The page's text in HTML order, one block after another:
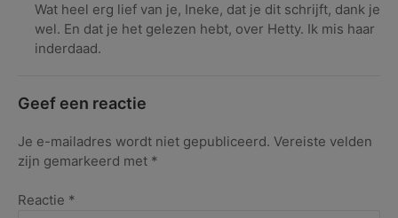
Wat heel erg lief van je, Ineke, dat je dit schrijft, dank je
wel. En dat je het gelezen hebt, over Hetty. Ik mis haar
inderdaad.
Geef een reactie
Je e-mailadres wordt niet gepubliceerd. Vereiste velden
zijn gemarkeerd met *
Reactie *